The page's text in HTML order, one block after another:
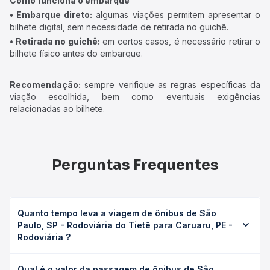
• Embarque direto: algumas viações permitem apresentar o
bilhete digital, sem necessidade de retirada no guichê.
• Retirada no guichê: em certos casos, é necessário retirar o
bilhete físico antes do embarque.
Recomendação: sempre verifique as regras específicas da
viação escolhida, bem como eventuais exigências
relacionadas ao bilhete.
Perguntas Frequentes
Quanto tempo leva a viagem de ônibus de São
Paulo, SP - Rodoviária do Tietê para Caruaru, PE -
Rodoviária ?